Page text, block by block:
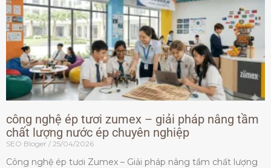
công nghệ ép tươi zumex – giải pháp nâng tầm
chất lượng nước ép chuyên nghiệp
SEO Bloger 25/04/2026
Công nghệ ép tươi Zumex – Giải pháp nâng tầm chất lượng